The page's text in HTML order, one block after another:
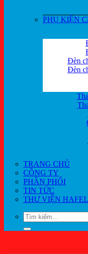
PHỤ KIỆN
Đèn
Đèn
TRANG CHỦ
CÔNG TY
PHÂN PHỐI
TIN TỨC
THƯ VIỆN
Tìm
kiếm: